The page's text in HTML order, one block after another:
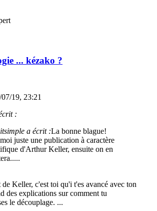
... kézako ?
07/19, 23:21
:
a écrit :La bonne blague!
juste une publication à caractère
d'Arthur Keller, ensuite on en
Keller, c'est toi qu'i t'es avancé avec ton
des explications sur comment tu
le découplage. ...